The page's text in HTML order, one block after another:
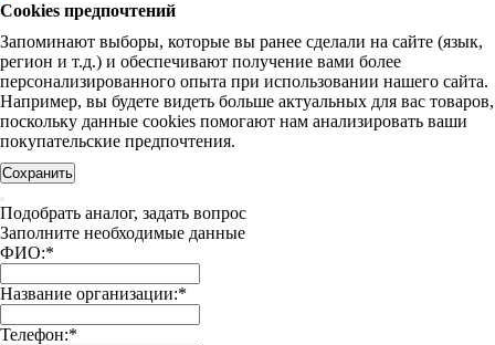
Cookies предпочтений
Запоминают выборы, которые вы ранее сделали на сайте (язык,
регион и т.д.) и обеспечивают получение вами более
персонализированного опыта при использовании нашего сайта.
Например, вы будете видеть больше актуальных для вас товаров,
поскольку данные cookies помогают нам анализировать ваши
покупательские предпочтения.
Сохранить
Подобрать аналог, задать вопрос
Заполните необходимые данные
ФИО:*
Название организации:*
Телефон:*